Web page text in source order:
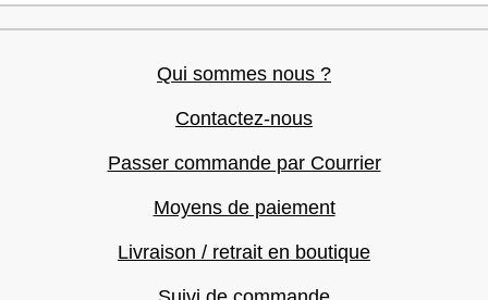
Qui sommes nous ?
Contactez-nous
Passer commande par Courrier
Moyens de paiement
Livraison / retrait en boutique